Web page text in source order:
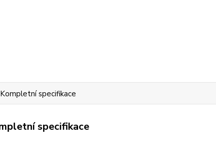
Kompletní specifikace
specifikace